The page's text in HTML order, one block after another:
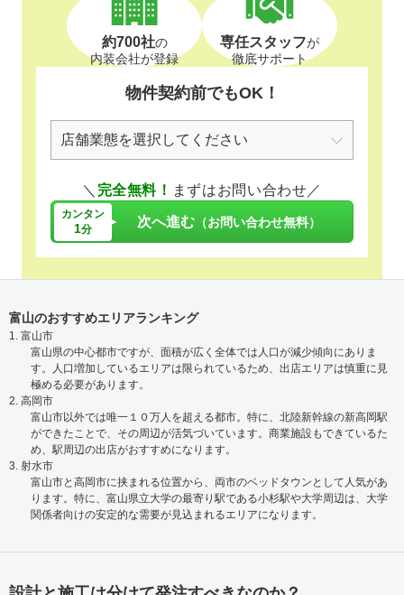
約700社の
内装会社が登録
専任スタッフが
徹底サポート
物件契約前でもOK！
＼ 完全無料！ まずはお問い合わせ／
カンタン
1分 次へ進む （お問い合わせ無料）
富山のおすすめエリアランキング
1. 富山市
富山県の中心都市ですが、面積が広く全体では人口が減少傾向にありま
す。人口増加しているエリアは限られているため、出店エリアは慎重に見
極める必要があります。
2. 高岡市
富山市以外では唯一１０万人を超える都市。特に、北陸新幹線の新高岡駅
ができたことで、その周辺が活気づいています。商業施設もできているた
め、駅周辺の出店がおすすめになります。
3. 射水市
富山市と高岡市に挟まれる位置から、両市のベッドタウンとして人気があ
ります。特に、富山県立大学の最寄り駅である小杉駅や大学周辺は、大学
関係者向けの安定的な需要が見込まれるエリアになります。